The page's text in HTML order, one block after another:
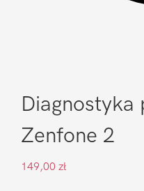
Diagnostyka
Zenfone 2
149,00 zł